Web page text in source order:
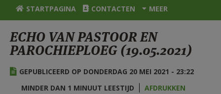
VIERINGEN
ZOEKEN
HULP
STARTPAGINA PORTAAL
STARTPAGINA CONTACTEN MEER
ECHO VAN PASTOOR EN
PAROCHIEPLOEG (19.05.2021)
GEPUBLICEERD OP DONDERDAG 20 MEI 2021 - 23:22
MINDER DAN 1 MINUUT LEESTIJD
AFDRUKKEN